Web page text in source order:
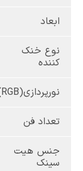
ابعاد
نوع خنک
کننده
نورپردازی(RGB)
تعداد فن
جنس هیت
سینک